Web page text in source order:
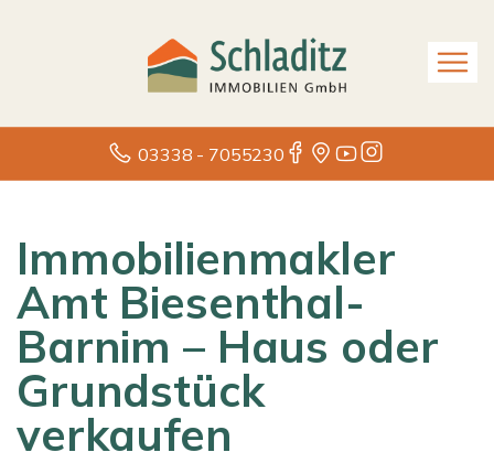
03338 - 7055230
Immobilienmakler
Amt Biesenthal-
Barnim – Haus oder
Grundstück
verkaufen